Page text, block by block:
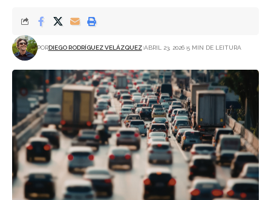
PORDIEGO RODRÍGUEZ VELÁZQUEZ ABRIL 23, 2026 5 MIN DE LEITURA